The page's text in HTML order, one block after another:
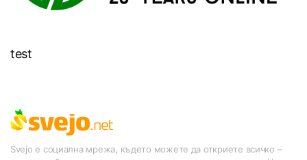
test
Svejo е социална мрежа, където можете да откриете всичко –